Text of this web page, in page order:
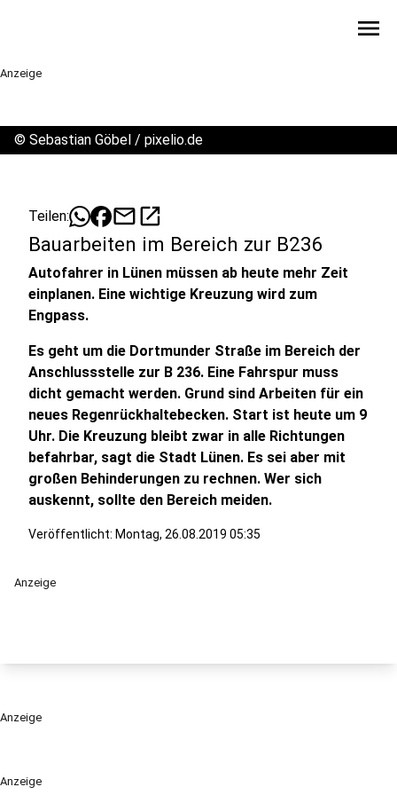
menu
Anzeige
Anzeige
© Sebastian Göbel / pixelio.de
Teilen: mailopen_in_new
Bauarbeiten im Bereich zur B236
Autofahrer in Lünen müssen ab heute mehr Zeit
einplanen. Eine wichtige Kreuzung wird zum
Engpass.
Es geht um die Dortmunder Straße im Bereich der
Anschlussstelle zur B 236. Eine Fahrspur muss
dicht gemacht werden. Grund sind Arbeiten für ein
neues Regenrückhaltebecken. Start ist heute um 9
Uhr. Die Kreuzung bleibt zwar in alle Richtungen
befahrbar, sagt die Stadt Lünen. Es sei aber mit
großen Behinderungen zu rechnen. Wer sich
auskennt, sollte den Bereich meiden.
Veröffentlicht: Montag, 26.08.2019 05:35
Anzeige
Anzeige